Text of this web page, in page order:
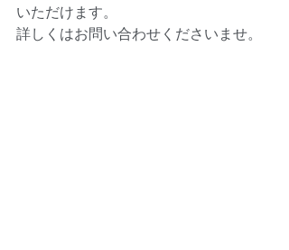
いただけます。
詳しくはお問い合わせくださいませ。